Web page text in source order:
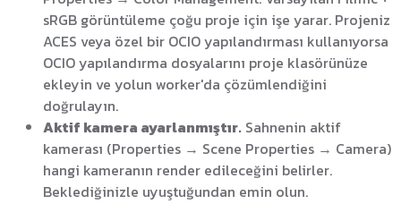
sRGB görüntüleme çoğu proje için işe yarar. Projeniz
ACES veya özel bir OCIO yapılandırması kullanıyorsa
OCIO yapılandırma dosyalarını proje klasörünüze
ekleyin ve yolun worker'da çözümlendiğini
doğrulayın.
Aktif kamera ayarlanmıştır. Sahnenin aktif
kamerası (Properties → Scene Properties → Camera)
hangi kameranın render edileceğini belirler.
Beklediğinizle uyuştuğundan emin olun.